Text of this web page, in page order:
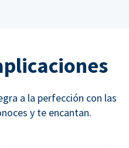
a la perfección con las
y te encantan.